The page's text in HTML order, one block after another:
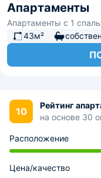
Апартаменты
Апартаменты с 1
43м²
10
Рейтинг
на основе 30
Расположение
Цена/качество